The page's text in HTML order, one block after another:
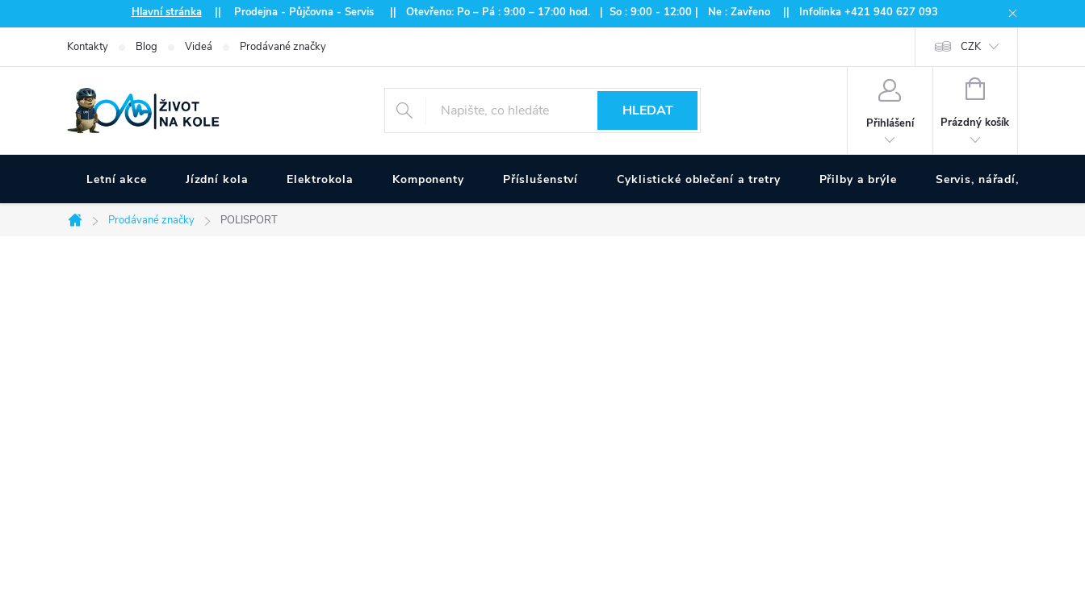
na
Hlavní stránka|| Prodejna - Půjčovna - Servis || Otevřeno: Po – Pá : 9:00 – 17:00 hod. | So : 9:00 - 12:00 | Ne : Zavřeno || Infolinka +421 940 627 093
Kontakty Blog Videá Prodávané značky CZK
HLEDAT
Přihlášení
NÁKUPNÍ
Prázdný košík
Letní akce Jízdní kola Elektrokola Komponenty Příslušenství Cyklistické oblečení a tretry Přilby a brýle Servis, nářadí, pumpy
Domů
Prodávané značky POLISPORT